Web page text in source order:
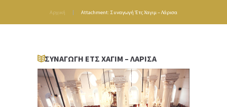
Αρχική Attachment: Συναγωγή Έτς Χαγιμ – Λάρισα
ΣΥΝΑΓΩΓΉ ΈΤΣ ΧΑΓΙΜ – ΛΆΡΙΣΑ